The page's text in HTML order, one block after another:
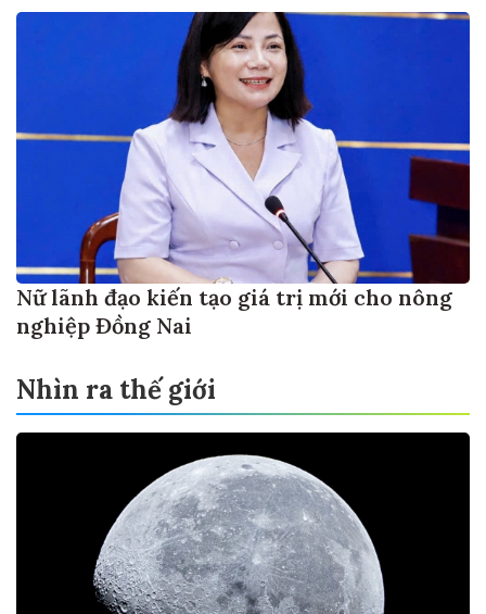
Nữ lãnh đạo kiến tạo giá trị mới cho nông
nghiệp Đồng Nai
Nhìn ra thế giới